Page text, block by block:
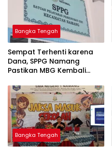
Bangka Tengah
‎Sempat Terhenti karena
Dana, SPPG Namang
Pastikan MBG Kembali
Bangka Tengah